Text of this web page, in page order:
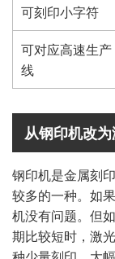
可刻印小字符
可对应高速生产
线
从钢印机改
钢印机是金属刻
较多的一种。如
机没有问题。但
期比较短时，激